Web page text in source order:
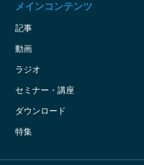
メインコンテンツ
記事
動画
ラジオ
セミナー・講座
ダウンロード
特集